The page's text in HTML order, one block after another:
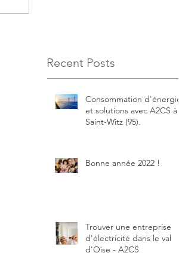
Recent Posts
Consommation d'énergie
et solutions avec A2CS à
Saint-Witz (95).
Bonne année 2022 !
Trouver une entreprise
d'électricité dans le val
d'Oise - A2CS